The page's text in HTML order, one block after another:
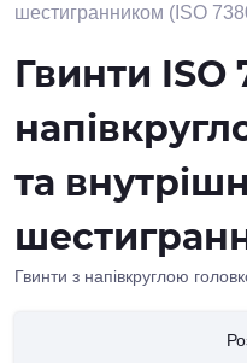
Гвинти ISO
та
Гвинти з напівкруглою
М3 за вигідною ціною у